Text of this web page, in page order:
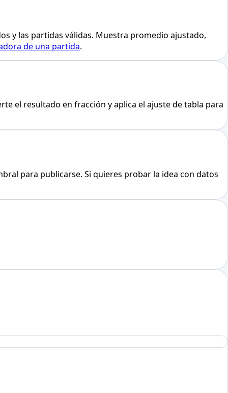
y las partidas válidas. Muestra promedio ajustado,
de una partida.
el resultado en fracción y aplica el ajuste de tabla para
para publicarse. Si quieres probar la idea con datos